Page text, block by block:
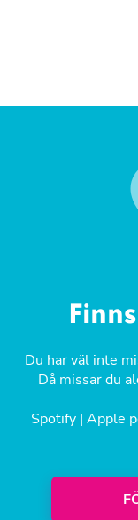
Du har väl inte
Då missar du
Spotify | Apple